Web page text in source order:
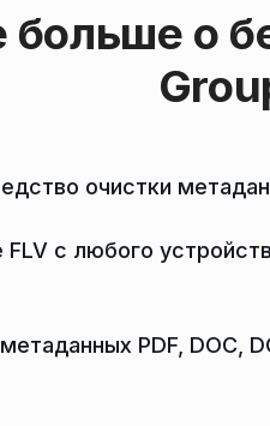
больше о
очистки
с любого
PDF, DOC,